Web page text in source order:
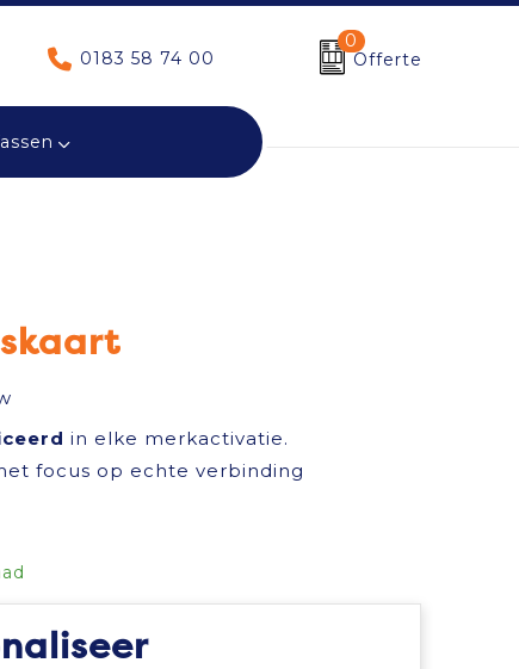
0183 58 74 00
0
Offerte
in elke merkactivatie.
focus op echte verbinding